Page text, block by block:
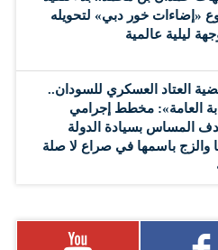
«إضاءات خور دبي» لتحويله
ليلية عالمية
العتاد العسكري للسودان..
العامة»: مخطط إجرامي
المساس بسيادة الدولة
والزج باسمها في صراع لا صلة